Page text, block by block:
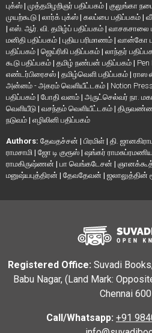
புக்ஸ் | முத்தமிழறிஞர் பதிப்பகம் | குலுங்கா
முயற்கூடு | லார்க் புக்ஸ் | கலப்பை பதிப்பகம் |
| எஸ். ஆர். வி. தமிழ்ப் பதிப்பகம் | வாசகசாலை
மனிதி பதிப்பகம் | புதிய பரிமாணம் | வான்கோ
பதிப்பகம் | ஜெய்ரிகி பதிப்பகம் | லாந்தர்
கூடு பதிப்பகம் | தமிழ் நண்பன் பதிப்பகம் |
எண்டர்பிரைசஸ் | தமிழ்வெளி பதிப்பகம் | ராஸ
அன்னம் - அகரம் வெளியீட்டகம் | Notion Press
பதிப்பகம் | போதி வனம் | அருட்செல்வர் நா.
வெளியீடு | வசந்தம் வெளியீட்டகம் |
நடுவம் | எழிலினி பதிப்பகம்
Authors: தேவதச்சன் | பிரமிள் | தி.
ராமசாமி | ஜோ டி குரூஸ் | ஷங்கர்
ராமகிருஷ்ணன் | பா வெங்கடேசன் |
மனுஷ்யபுத்திரன் | தேவதேவன் | ஜலாலுத்தின்
Registered Office: Suvadi
Babu Nagar, (Land Mark:
Chennai
Call/Whatsapp: +91